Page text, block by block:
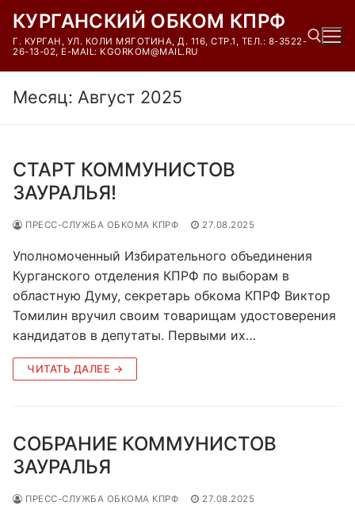
содержимому
КУРГАНСКИЙ ОБКОМ КПРФ
Г. КУРГАН, УЛ. КОЛИ МЯГОТИНА, Д. 116, СТР.1, ТЕЛ.: 8-3522-
26-13-02, E-MAIL: KGORKOM@MAIL.RU
Найти:
Месяц: Август 2025
СТАРТ КОММУНИСТОВ
ЗАУРАЛЬЯ!
ПРЕСС-СЛУЖБА ОБКОМА КПРФ 27.08.2025
Уполномоченный Избирательного объединения
Курганского отделения КПРФ по выборам в
областную Думу, секретарь обкома КПРФ Виктор
Томилин вручил своим товарищам удостоверения
кандидатов в депутаты. Первыми их…
ЧИТАТЬ ДАЛЕЕ →
СОБРАНИЕ КОММУНИСТОВ
ЗАУРАЛЬЯ
ПРЕСС-СЛУЖБА ОБКОМА КПРФ 27.08.2025